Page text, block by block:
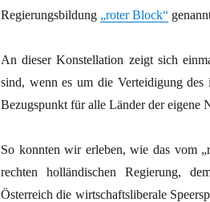
Regierungsbildung „roter Block“
An dieser Konstellation zeigt sich
sind, wenn es um die Verteidigung
Bezugspunkt für alle Länder der eigene
So konnten wir erleben, wie das vom
rechten holländischen Regierung,
Österreich die wirtschaftsliberale